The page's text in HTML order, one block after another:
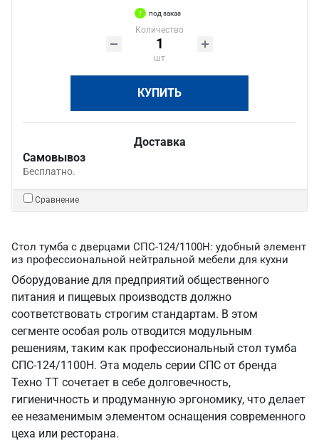
под заказ
Количество
шт
КУПИТЬ
Доставка
Самовывоз
Бесплатно.
Сравнение
Стол тумба с дверцами СПС-124/1100Н: удобный элемент
из профессиональной нейтральной мебели для кухни
Оборудование для предприятий общественного
питания и пищевых производств должно
соответствовать строгим стандартам. В этом
сегменте особая роль отводится модульным
решениям, таким как профессиональный стол тумба
СПС-124/1100Н. Эта модель серии СПС от бренда
Техно ТТ сочетает в себе долговечность,
гигиеничность и продуманную эргономику, что делает
ее незаменимым элементом оснащения современного
цеха или ресторана.